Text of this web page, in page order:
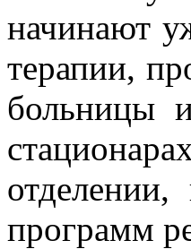
начинают
терапии,
больницы
программ